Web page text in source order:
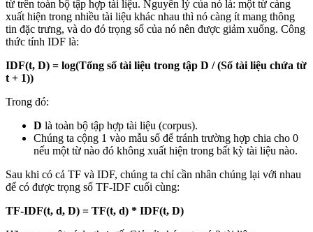
từ trên toàn bộ tập hợp tài liệu. Nguyên lý của nó là: một từ càng
xuất hiện trong nhiều tài liệu khác nhau thì nó càng ít mang thông
tin đặc trưng, và do đó trọng số của nó nên được giảm xuống. Công
thức tính IDF là:
IDF(t, D) = log(Tổng số tài liệu trong tập D / (Số tài liệu chứa từ
t + 1))
Trong đó:
D là toàn bộ tập hợp tài liệu (corpus).
Chúng ta cộng 1 vào mẫu số để tránh trường hợp chia cho 0
nếu một từ nào đó không xuất hiện trong bất kỳ tài liệu nào.
Sau khi có cả TF và IDF, chúng ta chỉ cần nhân chúng lại với nhau
để có được trọng số TF-IDF cuối cùng:
TF-IDF(t, d, D) = TF(t, d) * IDF(t, D)